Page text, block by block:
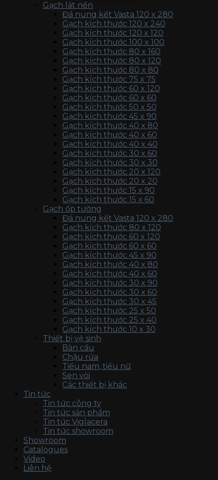
Gạch lát nền
Đá nung kết Vasta 120 x 280
Gạch kích thước 120 x 240
Gạch kích thước 120 x 120
Gạch kích thước 100 x 100
Gạch kích thước 80 x 160
Gạch kích thước 80 x 120
Gạch kích thước 80 x 80
Gạch kích thước 75 x 75
Gạch kích thước 60 x 120
Gạch kích thước 60 x 60
Gạch kích thước 50 x 50
Gạch kích thước 45 x 90
Gạch kích thước 40 x 80
Gạch kích thước 40 x 60
Gạch kích thước 40 x 40
Gạch kích thước 30 x 60
Gạch kích thước 30 x 30
Gạch kích thước 20 x 120
Gạch kích thước 20 x 20
Gạch kích thước 15 x 90
Gạch kích thước 15 x 60
Gạch ốp tường
Đá nung kết Vasta 120 x 280
Gạch kích thước 80 x 120
Gạch kích thước 60 x 120
Gạch kích thước 60 x 60
Gạch kích thước 45 x 90
Gạch kích thước 40 x 80
Gạch kích thước 40 x 60
Gạch kích thước 30 x 90
Gạch kích thước 30 x 60
Gạch kích thước 30 x 45
Gạch kích thước 25 x 50
Gạch kích thước 25 x 40
Gạch kích thước 10 x 30
Thiết bị vệ sinh
Bàn cầu
Chậu rửa
Tiểu nam, tiểu nữ
Sen vòi
Các thiết bị khác
Tin tức
Tin tức công ty
Tin tức sản phẩm
Tin tức Viglacera
Tin tức showroom
Showroom
Catalogues
Video
Liên hệ